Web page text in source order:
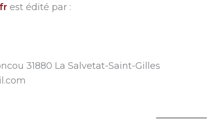
est édité par :
31880 La Salvetat-Saint-Gilles